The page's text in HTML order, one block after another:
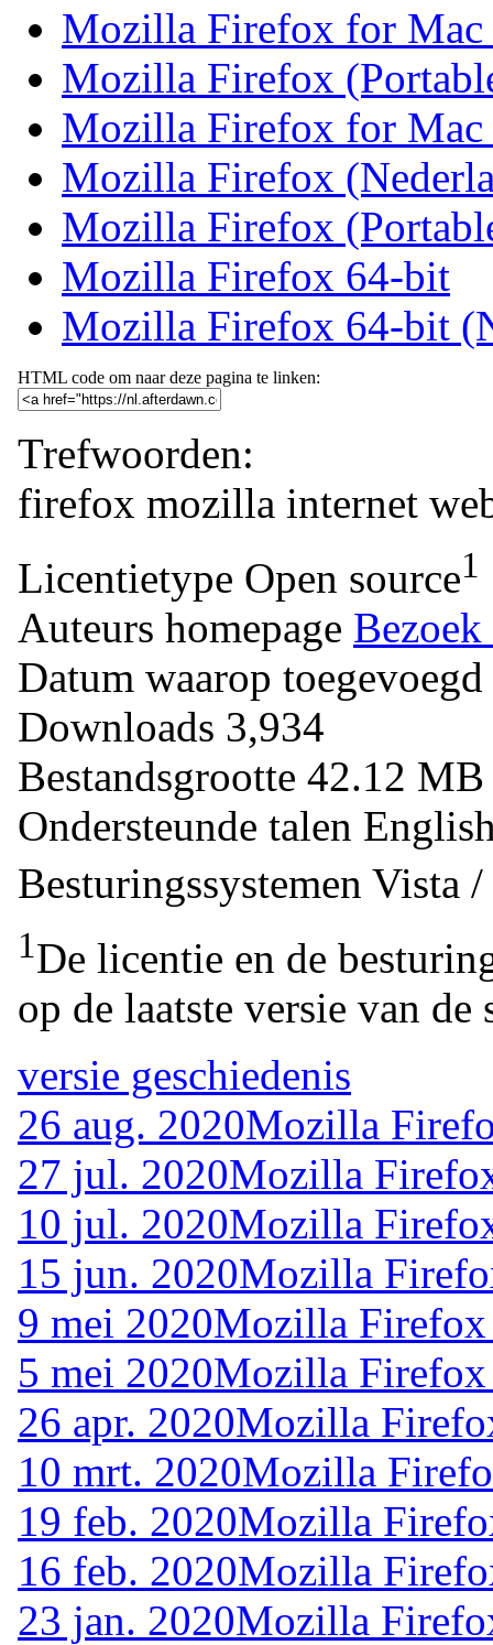
Mozilla Firefox for Mac
Mozilla Firefox
Mozilla Firefox for Mac
Mozilla Firefox
Mozilla Firefox
Mozilla Firefox 64-bit
Mozilla Firefox 64-bit
HTML code om naar deze pagina te linken:
Trefwoorden:
firefox mozilla internet
Licentietype Open source1
Auteurs homepage
Datum waarop toegevoegd
Downloads 3,934
Bestandsgrootte 42.12
Ondersteunde talen
Besturingssystemen Vista
1De licentie en de
op de laatste versie van de
versie geschiedenis
26 aug. 2020Mozilla
27 jul. 2020Mozilla
10 jul. 2020Mozilla
15 jun. 2020Mozilla
9 mei 2020Mozilla
5 mei 2020Mozilla
26 apr. 2020Mozilla
10 mrt. 2020Mozilla
19 feb. 2020Mozilla
16 feb. 2020Mozilla
23 jan. 2020Mozilla